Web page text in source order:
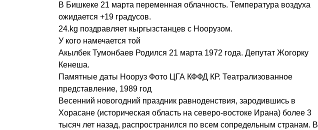
В Бишкеке 21 марта переменная облачность. Температура воздуха
ожидается +19 градусов.
24.kg поздравляет кыргызстанцев с Ноорузом.
У кого намечается той
Акылбек Тумонбаев Родился 21 марта 1972 года. Депутат Жогорку
Кенеша.
Памятные даты Нооруз Фото ЦГА КФФД КР. Театрализованное
представление, 1989 год
Весенний новогодний праздник равноденствия, зародившись в
Хорасане (историческая область на северо-востоке Ирана) более 3
тысяч лет назад, распространился по всем сопредельным странам. В